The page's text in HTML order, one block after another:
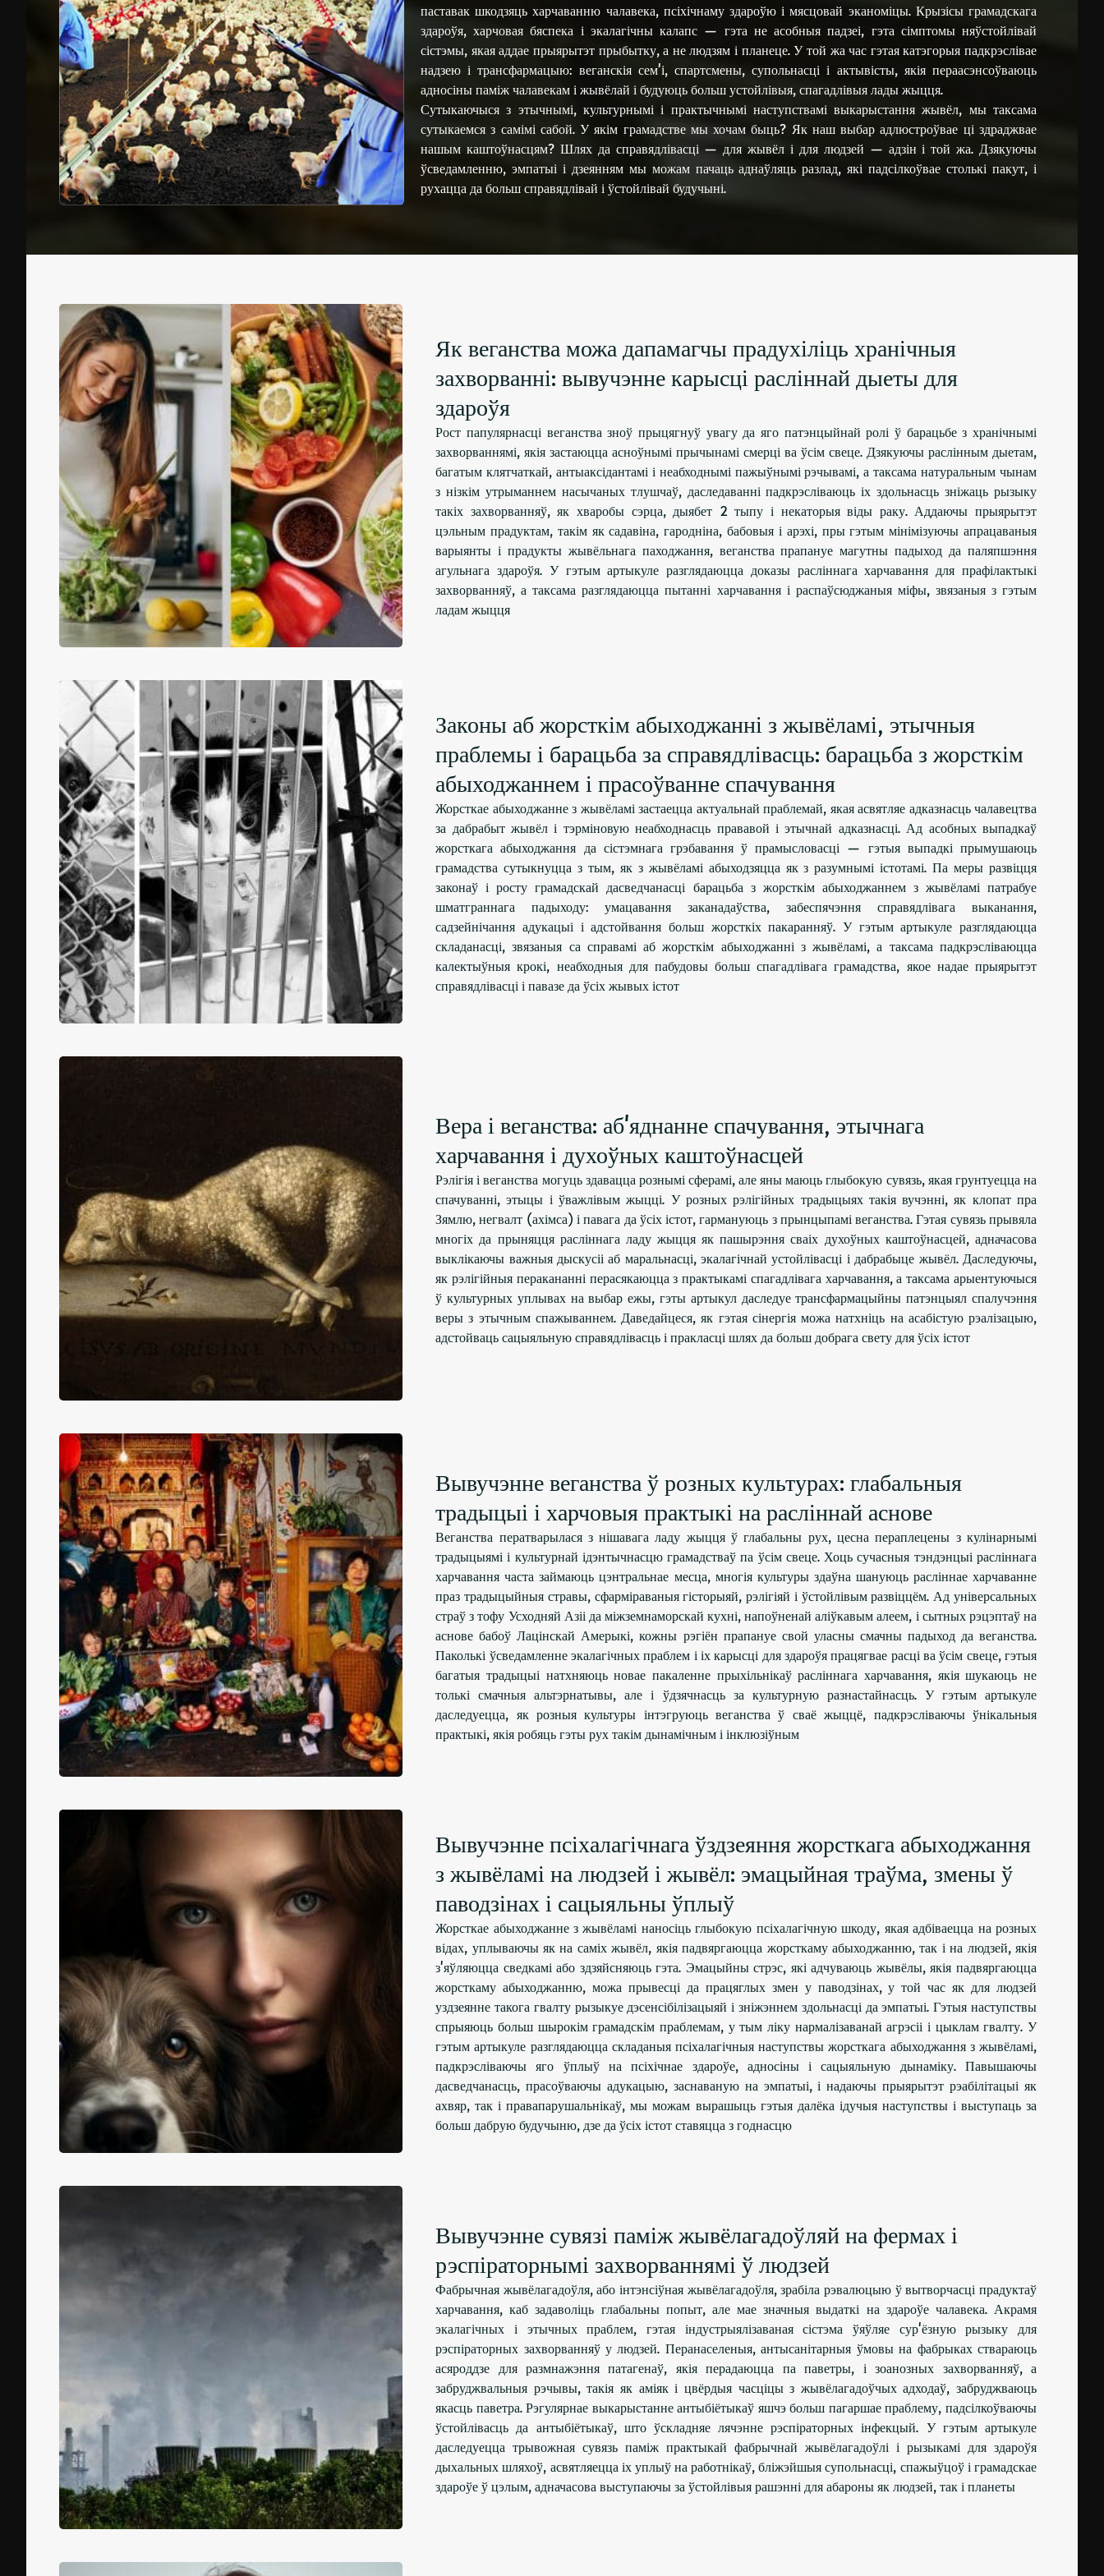
паставак шкодзяць харчаванню чалавека, псіхічнаму здароўю і мясцовай эканоміцы. Крызісы грамадскага
здароўя, харчовая бяспека і экалагічны калапс — гэта не асобныя падзеі, гэта сімптомы няўстойлівай
сістэмы, якая аддае прыярытэт прыбытку, а не людзям і планеце. У той жа час гэтая катэгорыя падкрэслівае
надзею і трансфармацыю: веганскія сем'і, спартсмены, супольнасці і актывісты, якія пераасэнсоўваюць
адносіны паміж чалавекам і жывёлай і будуюць больш устойлівыя, спагадлівыя лады жыцця.
Сутыкаючыся з этычнымі, культурнымі і практычнымі наступствамі выкарыстання жывёл, мы таксама
сутыкаемся з самімі сабой. У якім грамадстве мы хочам быць? Як наш выбар адлюстроўвае ці здраджвае
нашым каштоўнасцям? Шлях да справядлівасці — для жывёл і для людзей — адзін і той жа. Дзякуючы
ўсведамленню, эмпатыі і дзеянням мы можам пачаць аднаўляць разлад, які падсілкоўвае столькі пакут, і
рухацца да больш справядлівай і ўстойлівай будучыні.
Як веганства можа дапамагчы прадухіліць хранічныя
захворванні: вывучэнне карысці расліннай дыеты для
здароўя
Рост папулярнасці веганства зноў прыцягнуў увагу да яго патэнцыйнай ролі ў барацьбе з хранічнымі
захворваннямі, якія застаюцца асноўнымі прычынамі смерці ва ўсім свеце. Дзякуючы раслінным дыетам,
багатым клятчаткай, антыаксідантамі і неабходнымі пажыўнымі рэчывамі, а таксама натуральным чынам
з нізкім утрыманнем насычаных тлушчаў, даследаванні падкрэсліваюць іх здольнасць зніжаць рызыку
такіх захворванняў, як хваробы сэрца, дыябет 2 тыпу і некаторыя віды раку. Аддаючы прыярытэт
цэльным прадуктам, такім як садавіна, гародніна, бабовыя і арэхі, пры гэтым мінімізуючы апрацаваныя
варыянты і прадукты жывёльнага паходжання, веганства прапануе магутны падыход да паляпшэння
агульнага здароўя. У гэтым артыкуле разглядаюцца доказы расліннага харчавання для прафілактыкі
захворванняў, а таксама разглядаюцца пытанні харчавання і распаўсюджаныя міфы, звязаныя з гэтым
ладам жыцця
Законы аб жорсткім абыходжанні з жывёламі, этычныя
праблемы і барацьба за справядлівасць: барацьба з жорсткім
абыходжаннем і прасоўванне спачування
Жорсткае абыходжанне з жывёламі застаецца актуальнай праблемай, якая асвятляе адказнасць чалавецтва
за дабрабыт жывёл і тэрміновую неабходнасць прававой і этычнай адказнасці. Ад асобных выпадкаў
жорсткага абыходжання да сістэмнага грэбавання ў прамысловасці — гэтыя выпадкі прымушаюць
грамадства сутыкнуцца з тым, як з жывёламі абыходзяцца як з разумнымі істотамі. Па меры развіцця
законаў і росту грамадскай дасведчанасці барацьба з жорсткім абыходжаннем з жывёламі патрабуе
шматграннага падыходу: умацавання заканадаўства, забеспячэння справядлівага выканання,
садзейнічання адукацыі і адстойвання больш жорсткіх пакаранняў. У гэтым артыкуле разглядаюцца
складанасці, звязаныя са справамі аб жорсткім абыходжанні з жывёламі, а таксама падкрэсліваюцца
калектыўныя крокі, неабходныя для пабудовы больш спагадлівага грамадства, якое надае прыярытэт
справядлівасці і павазе да ўсіх жывых істот
Вера і веганства: аб'яднанне спачування, этычнага
харчавання і духоўных каштоўнасцей
Рэлігія і веганства могуць здавацца рознымі сферамі, але яны маюць глыбокую сувязь, якая грунтуецца на
спачуванні, этыцы і ўважлівым жыцці. У розных рэлігійных традыцыях такія вучэнні, як клопат пра
Зямлю, негвалт (ахімса) і павага да ўсіх істот, гармануюць з прынцыпамі веганства. Гэтая сувязь прывяла
многіх да прыняцця расліннага ладу жыцця як пашырэння сваіх духоўных каштоўнасцей, адначасова
выклікаючы важныя дыскусіі аб маральнасці, экалагічнай устойлівасці і дабрабыце жывёл. Даследуючы,
як рэлігійныя перакананні перасякаюцца з практыкамі спагадлівага харчавання, а таксама арыентуючыся
ў культурных уплывах на выбар ежы, гэты артыкул даследуе трансфармацыйны патэнцыял спалучэння
веры з этычным спажываннем. Даведайцеся, як гэтая сінергія можа натхніць на асабістую рэалізацыю,
адстойваць сацыяльную справядлівасць і пракласці шлях да больш добрага свету для ўсіх істот
Вывучэнне веганства ў розных культурах: глабальныя
традыцыі і харчовыя практыкі на расліннай аснове
Веганства ператварылася з нішавага ладу жыцця ў глабальны рух, цесна пераплецены з кулінарнымі
традыцыямі і культурнай ідэнтычнасцю грамадстваў па ўсім свеце. Хоць сучасныя тэндэнцыі расліннага
харчавання часта займаюць цэнтральнае месца, многія культуры здаўна шануюць расліннае харчаванне
праз традыцыйныя стравы, сфарміраваныя гісторыяй, рэлігіяй і ўстойлівым развіццём. Ад універсальных
страў з тофу Усходняй Азіі да міжземнаморскай кухні, напоўненай аліўкавым алеем, і сытных рэцэптаў на
аснове бабоў Лацінскай Амерыкі, кожны рэгіён прапануе свой уласны смачны падыход да веганства.
Паколькі ўсведамленне экалагічных праблем і іх карысці для здароўя працягвае расці ва ўсім свеце, гэтыя
багатыя традыцыі натхняюць новае пакаленне прыхільнікаў расліннага харчавання, якія шукаюць не
толькі смачныя альтэрнатывы, але і ўдзячнасць за культурную разнастайнасць. У гэтым артыкуле
даследуецца, як розныя культуры інтэгруюць веганства ў сваё жыццё, падкрэсліваючы ўнікальныя
практыкі, якія робяць гэты рух такім дынамічным і інклюзіўным
Вывучэнне псіхалагічнага ўздзеяння жорсткага абыходжання
з жывёламі на людзей і жывёл: эмацыйная траўма, змены ў
паводзінах і сацыяльны ўплыў
Жорсткае абыходжанне з жывёламі наносіць глыбокую псіхалагічную шкоду, якая адбіваецца на розных
відах, уплываючы як на саміх жывёл, якія падвяргаюцца жорсткаму абыходжанню, так і на людзей, якія
з'яўляюцца сведкамі або здзяйсняюць гэта. Эмацыйны стрэс, які адчуваюць жывёлы, якія падвяргаюцца
жорсткаму абыходжанню, можа прывесці да працяглых змен у паводзінах, у той час як для людзей
уздзеянне такога гвалту рызыкуе дэсенсібілізацыяй і зніжэннем здольнасці да эмпатыі. Гэтыя наступствы
спрыяюць больш шырокім грамадскім праблемам, у тым ліку нармалізаванай агрэсіі і цыклам гвалту. У
гэтым артыкуле разглядаюцца складаныя псіхалагічныя наступствы жорсткага абыходжання з жывёламі,
падкрэсліваючы яго ўплыў на псіхічнае здароўе, адносіны і сацыяльную дынаміку. Павышаючы
дасведчанасць, прасоўваючы адукацыю, заснаваную на эмпатыі, і надаючы прыярытэт рэабілітацыі як
ахвяр, так і правапарушальнікаў, мы можам вырашыць гэтыя далёка ідучыя наступствы і выступаць за
больш дабрую будучыню, дзе да ўсіх істот ставяцца з годнасцю
Вывучэнне сувязі паміж жывёлагадоўляй на фермах і
рэспіраторнымі захворваннямі ў людзей
Фабрычная жывёлагадоўля, або інтэнсіўная жывёлагадоўля, зрабіла рэвалюцыю ў вытворчасці прадуктаў
харчавання, каб задаволіць глабальны попыт, але мае значныя выдаткі на здароўе чалавека. Акрамя
экалагічных і этычных праблем, гэтая індустрыялізаваная сістэма ўяўляе сур'ёзную рызыку для
рэспіраторных захворванняў у людзей. Перанаселеныя, антысанітарныя ўмовы на фабрыках ствараюць
асяроддзе для размнажэння патагенаў, якія перадаюцца па паветры, і зоанозных захворванняў, а
забруджвальныя рэчывы, такія як аміяк і цвёрдыя часціцы з жывёлагадоўчых адходаў, забруджваюць
якасць паветра. Рэгулярнае выкарыстанне антыбіётыкаў яшчэ больш пагаршае праблему, падсілкоўваючы
ўстойлівасць да антыбіётыкаў, што ўскладняе лячэнне рэспіраторных інфекцый. У гэтым артыкуле
даследуецца трывожная сувязь паміж практыкай фабрычнай жывёлагадоўлі і рызыкамі для здароўя
дыхальных шляхоў, асвятляецца іх уплыў на работнікаў, бліжэйшыя супольнасці, спажыўцоў і грамадскае
здароўе ў цэлым, адначасова выступаючы за ўстойлівыя рашэнні для абароны як людзей, так і планеты